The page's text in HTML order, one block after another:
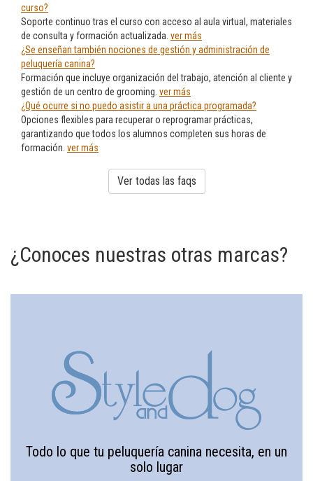
curso?
Soporte continuo tras el curso con acceso al aula virtual, materiales
de consulta y formación actualizada. ver más
¿Se enseñan también nociones de gestión y administración de
peluquería canina?
Formación que incluye organización del trabajo, atención al cliente y
gestión de un centro de grooming. ver más
¿Qué ocurre si no puedo asistir a una práctica programada?
Opciones flexibles para recuperar o reprogramar prácticas,
garantizando que todos los alumnos completen sus horas de
formación. ver más
Ver todas las faqs
¿Conoces nuestras otras marcas?
Todo lo que tu peluquería canina necesita, en un
solo lugar